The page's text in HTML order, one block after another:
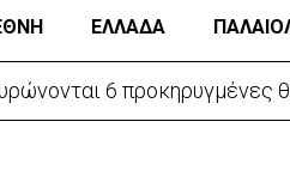
ΕΛΛΑΔΑ
Δεν διαπιστώθηκε